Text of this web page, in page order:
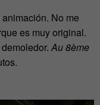
No me
es muy original.
Au 8ème